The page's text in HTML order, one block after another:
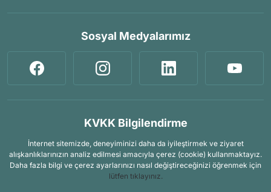
Sosyal Medyalarımız
KVKK Bilgilendirme
İnternet sitemizde, deneyiminizi daha da iyileştirmek ve ziyaret
alışkanlıklarınızın analiz edilmesi amacıyla çerez (cookie) kullanmaktayız.
Daha fazla bilgi ve çerez ayarlarınızı nasıl değiştireceğinizi öğrenmek için
lütfen tıklayınız.